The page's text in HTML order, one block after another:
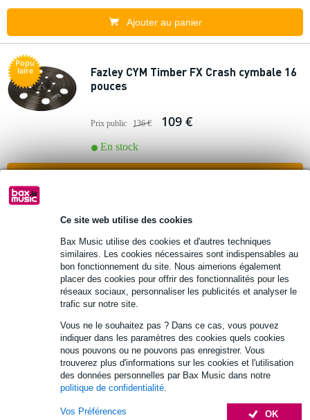
Ce site web utilise des cookies
Bax Music utilise des cookies et d'autres techniques
similaires. Les cookies nécessaires sont indispensables au
bon fonctionnement du site. Nous aimerions également
placer des cookies pour offrir des fonctionnalités pour les
réseaux sociaux, personnaliser les publicités et analyser le
trafic sur notre site.
Vous ne le souhaitez pas ? Dans ce cas, vous pouvez
indiquer dans les paramètres des cookies quels cookies
nous pouvons ou ne pouvons pas enregistrer. Vous
trouverez plus d'informations sur les cookies et l'utilisation
des données personnelles par Bax Music dans notre
politique de confidentialité
OK
Vos Préférences
Ajouter au panier
Popu
laire
Fazley CYM Timber FX Crash cymbale 16
pouces
Prix public 136 € 109 €
En stock
Paiste PST7 cymbale Heavy Crash 16
pouces
Prix public 128 € 115 €
En stock
Ajouter au panier
1 avis
Paiste PST7 Crash 17 pouces